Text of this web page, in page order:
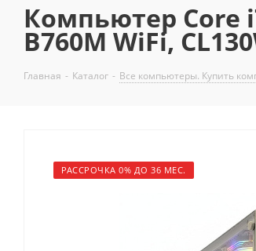
Компьютер Core i7
B760M WiFi,
Главная - Каталог - Все компьютеры. Купить
РАССРОЧКА 0% ДО 36 МЕС.